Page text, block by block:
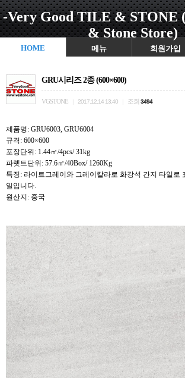
-Very Good TILE &
& Stone Store)
HOME 메뉴 회원가입
GRU시리즈 2종 (600×600)
VGSTONE 2017.12.14 13:40 조회 3494
제품명: GRU6003, GRU6004
규격: 600×600
포장단위: 1.44㎡/4pcs/ 31kg
파렛트단위: 57.6㎡/40Box/ 1260Kg
특징: 라이트그레이와 그레이칼라로 화강석 간지 타일로
일입니다.
원산지: 중국